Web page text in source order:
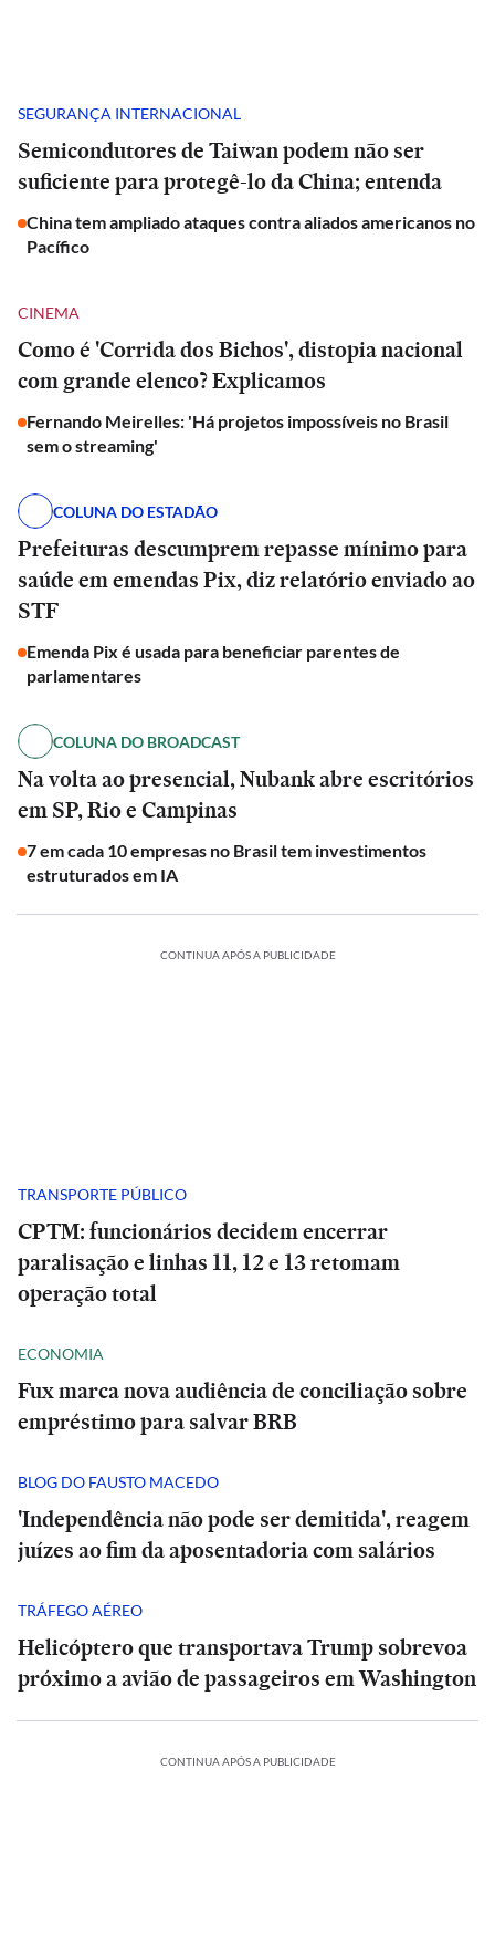
SEGURANÇA INTERNACIONAL
Semicondutores de Taiwan podem não ser
suficiente para protegê-lo da China; entenda
China tem ampliado ataques contra aliados americanos no
Pacífico
CINEMA
Como é 'Corrida dos Bichos', distopia nacional
com grande elenco? Explicamos
Fernando Meirelles: 'Há projetos impossíveis no Brasil
sem o streaming'
COLUNA DO ESTADÃO
Prefeituras descumprem repasse mínimo para
saúde em emendas Pix, diz relatório enviado ao
STF
Emenda Pix é usada para beneficiar parentes de
parlamentares
COLUNA DO BROADCAST
Na volta ao presencial, Nubank abre escritórios
em SP, Rio e Campinas
7 em cada 10 empresas no Brasil tem investimentos
estruturados em IA
CONTINUA APÓS A PUBLICIDADE
TRANSPORTE PÚBLICO
CPTM: funcionários decidem encerrar
paralisação e linhas 11, 12 e 13 retomam
operação total
ECONOMIA
Fux marca nova audiência de conciliação sobre
empréstimo para salvar BRB
BLOG DO FAUSTO MACEDO
'Independência não pode ser demitida', reagem
juízes ao fim da aposentadoria com salários
TRÁFEGO AÉREO
Helicóptero que transportava Trump sobrevoa
próximo a avião de passageiros em Washington
CONTINUA APÓS A PUBLICIDADE